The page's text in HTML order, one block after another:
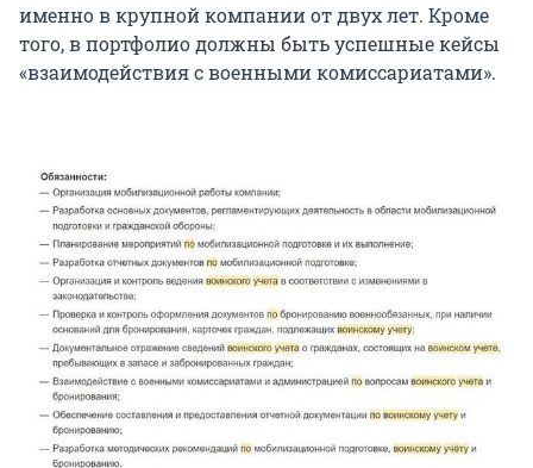
именно в крупной компании от двух лет. Кроме
того, в портфолио должны быть успешные кейсы
«взаимодействия с военными комиссариатами».